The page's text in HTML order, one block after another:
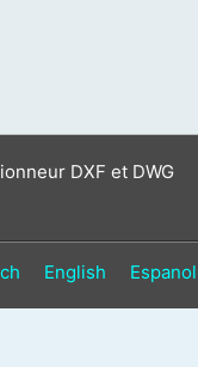
DXF et DWG
English Espanol